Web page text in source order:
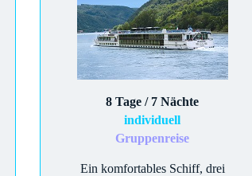
8 Tage / 7 Nächte
individuell
Gruppenreise
Ein komfortables Schiff, drei